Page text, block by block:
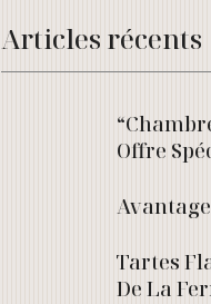
Articles récents
Offre
Tartes
De La